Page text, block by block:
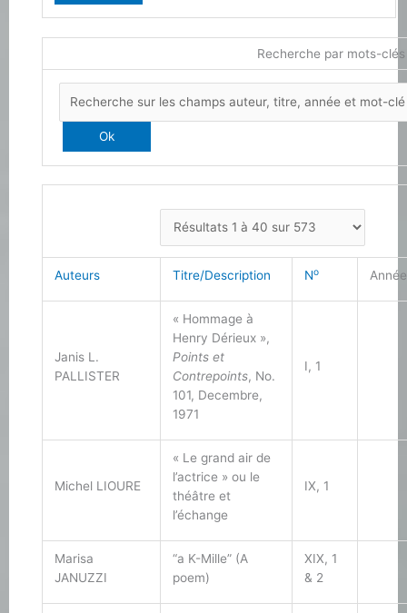
Recherche par mots-clés
Auteurs Titre/Description No Année
Janis L.
PALLISTER
« Hommage à
Henry Dérieux »,
Points et
Contrepoints, No.
101, Decembre,
1971
I, 1
Michel LIOURE
« Le grand air de
l’actrice » ou le
théâtre et
l’échange
IX, 1
Marisa
JANUZZI
“a K-Mille” (A
poem)
XIX, 1
& 2